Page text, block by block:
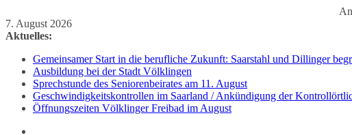
Zum
Inhalt
7. August 2026
Aktuelles:
Gemeinsamer Start in die berufliche Zukunft: Saarstahl und Dillinger
Ausbildung bei der Stadt Völklingen
Sprechstunde des Seniorenbeirates am 11. August
Geschwindigkeitskontrollen im Saarland / Ankündigung der
Öffnungszeiten Völklinger Freibad im August